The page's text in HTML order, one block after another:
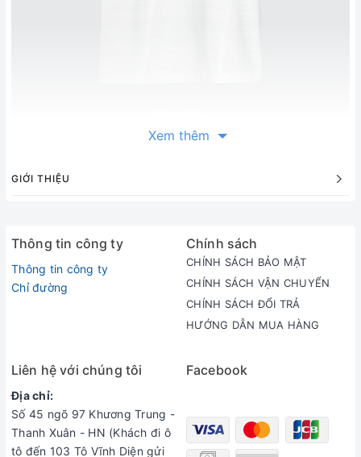
Xem thêm
GIỚI THIỆU
Thông tin công ty
Thông tin công ty
Chỉ đường
Chính sách
CHÍNH SÁCH BẢO MẬT
CHÍNH SÁCH VẬN CHUYỂN
CHÍNH SÁCH ĐỔI TRẢ
HƯỚNG DẪN MUA HÀNG
Liên hệ với chúng tôi
Địa chỉ:
Số 45 ngõ 97 Khương Trung -
Thanh Xuân - HN (Khách đi ô
tô đến 103 Tô Vĩnh Diện gửi
Facebook